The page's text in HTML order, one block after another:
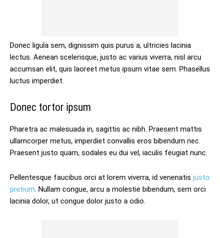
Donec ligula sem, dignissim quis purus a, ultricies lacinia
lectus. Aenean scelerisque, justo ac varius viverra, nisl arcu
accumsan elit, quis laoreet metus ipsum vitae sem. Phasellus
luctus imperdiet.
Donec tortor ipsum
Pharetra ac malesuada in, sagittis ac nibh. Praesent mattis
ullamcorper metus, imperdiet convallis eros bibendum nec.
Praesent justo quam, sodales eu dui vel, iaculis feugiat nunc.
Pellentesque faucibus orci at lorem viverra, id venenatis justo
pretium. Nullam congue, arcu a molestie bibendum, sem orci
lacinia dolor, ut congue dolor justo a odio.